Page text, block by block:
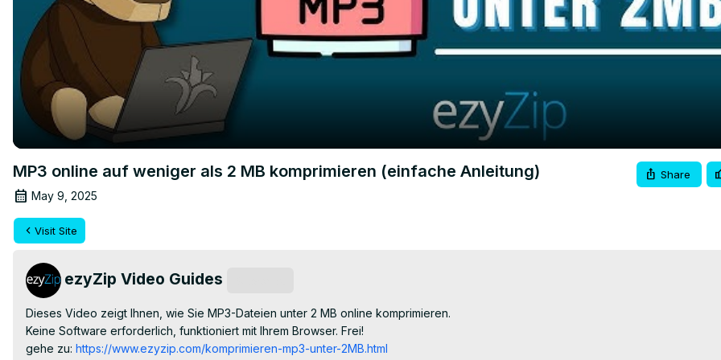
MP3 online auf weniger als 2 MB komprimieren (einfache Anleitung)
May 9, 2025
Share
Visit Site
ezyZip Video Guides
Dieses Video zeigt Ihnen, wie Sie MP3-Dateien unter 2 MB online komprimieren.
Keine Software erforderlich, funktioniert mit Ihrem Browser. Frei!
gehe zu: https://www.ezyzip.com/komprimieren-mp3-unter-2MB.html